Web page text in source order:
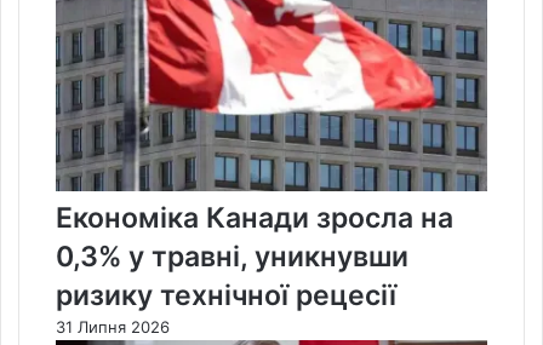
Економіка Канади зросла на
0,3% у травні, уникнувши
ризику технічної рецесії
31 Липня 2026